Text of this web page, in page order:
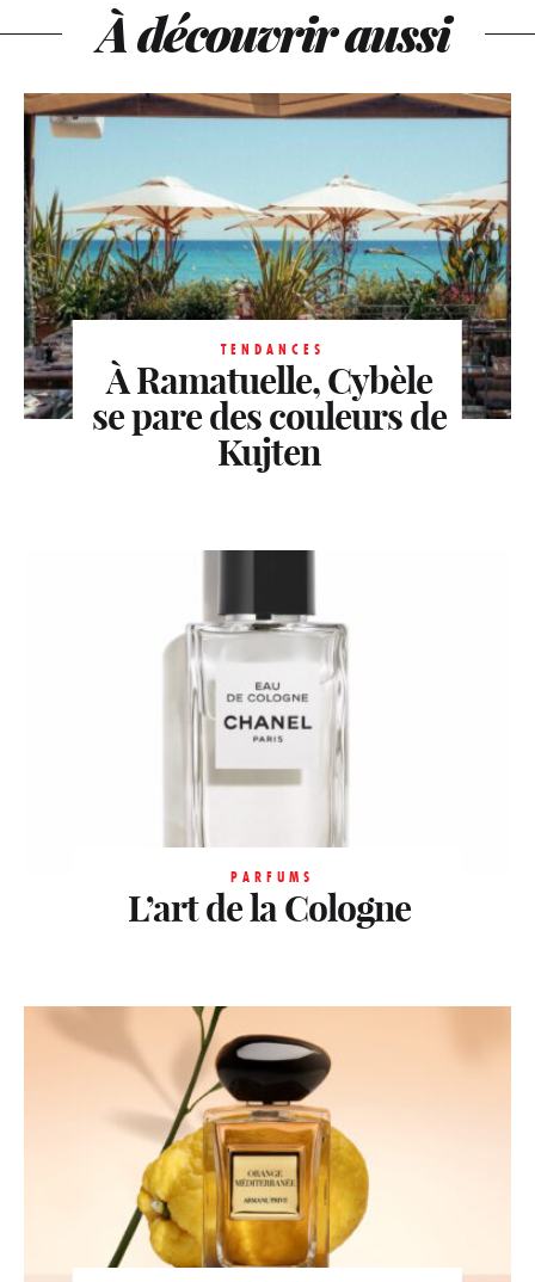
À découvrir aussi
TENDANCES
À Ramatuelle, Cybèle
se pare des couleurs de
Kujten
PARFUMS
L’art de la Cologne